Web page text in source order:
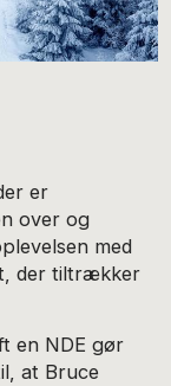
er
over og
med
der tiltrækker
en NDE gør
at Bruce